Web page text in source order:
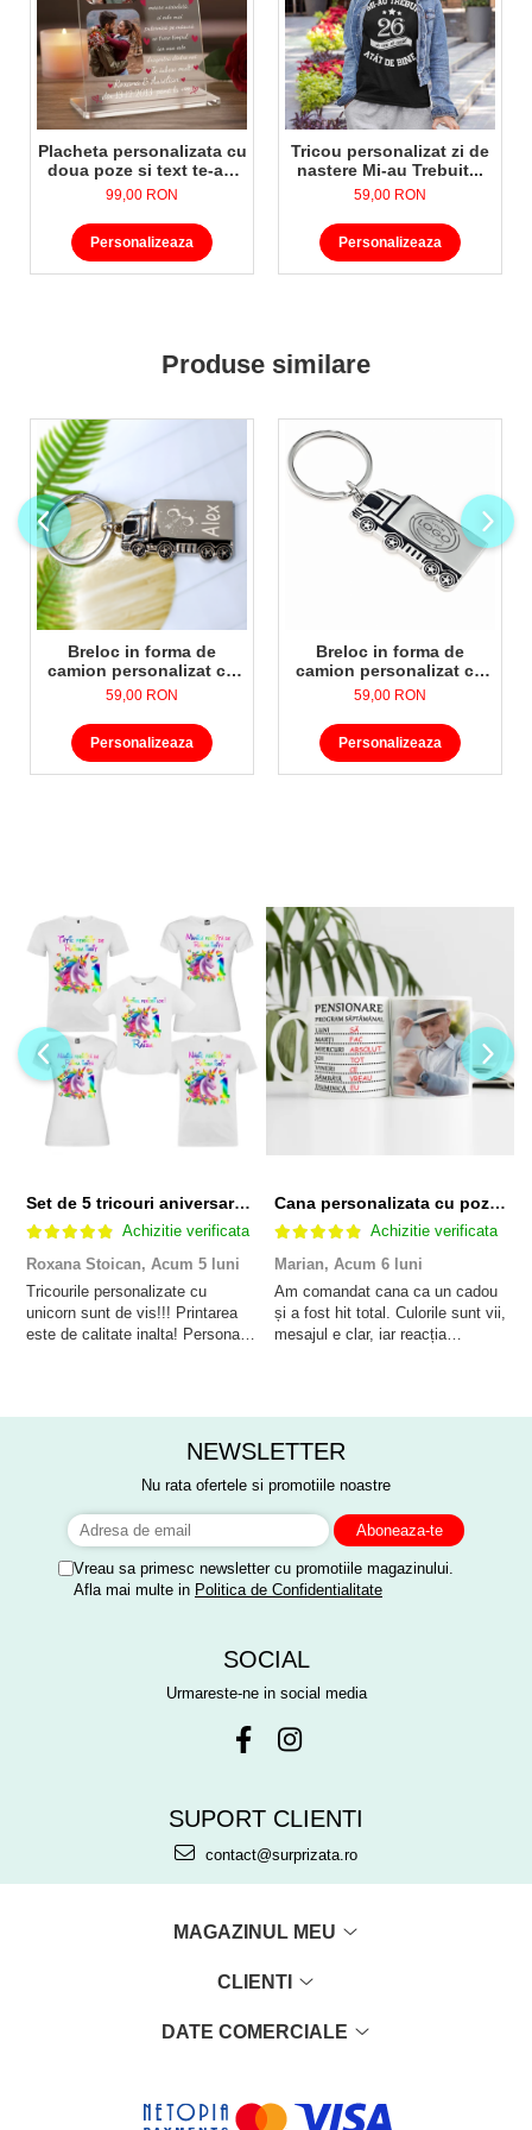
Detalii tehnice:
Dimensiune: 2.9x5cm
Placheta personalizata cu
doua poze si text te-am
gasit fara sa te caut...
99,00 RON
Personalizeaza
Tricou personalizat zi de
nastere Mi-au Trebuit...
59,00 RON
Personalizeaza
Produse similare
Breloc in forma de
camion personalizat cu
zodie si nume
59,00 RON
Personalizeaza
Breloc in forma de
camion personalizat cu
logo
59,00 RON
Personalizeaza
Set de 5 tricouri aniversare pentru nasi, parinti si copil, personalizate cu nume, varsta si mesaj "Motivul fericirii lor" model Unicorn
Achizitie verificata
Roxana Stoican, Acum 5 luni
Tricourile personalizate cu
unicorn sunt de vis!!! Printarea
este de calitate inalta! Personalul
anisor!
Cana personalizata cu poza si model Pensionare
Achizitie verificata
Marian, Acum 6 luni
Am comandat cana ca un cadou
și a fost hit total. Culorile sunt vii,
mesajul e clar, iar reacția
NEWSLETTER
Nu rata ofertele si promotiile noastre
Vreau sa primesc newsletter cu promotiile magazinului.
Afla mai multe in Politica de Confidentialitate
SOCIAL
Urmareste-ne in social media
SUPORT CLIENTI
contact@surprizata.ro
MAGAZINUL MEU
CLIENTI
DATE COMERCIALE